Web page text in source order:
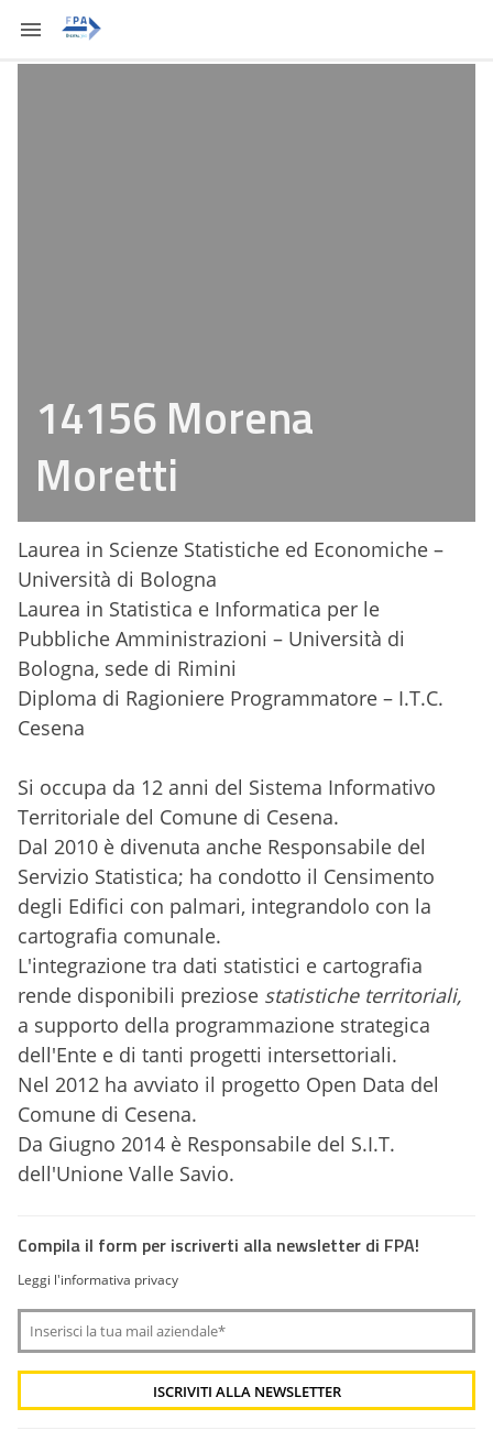
14156 Morena
Moretti
Laurea in Scienze Statistiche ed Economiche –
Università di Bologna
Laurea in Statistica e Informatica per le
Pubbliche Amministrazioni – Università di
Bologna, sede di Rimini
Diploma di Ragioniere Programmatore – I.T.C.
Cesena
Si occupa da 12 anni del Sistema Informativo
Territoriale del Comune di Cesena.
Dal 2010 è divenuta anche Responsabile del
Servizio Statistica; ha condotto il Censimento
degli Edifici con palmari, integrandolo con la
cartografia comunale.
L'integrazione tra dati statistici e cartografia
rende disponibili preziose statistiche territoriali,
a supporto della programmazione strategica
dell'Ente e di tanti progetti intersettoriali.
Nel 2012 ha avviato il progetto Open Data del
Comune di Cesena.
Da Giugno 2014 è Responsabile del S.I.T.
dell'Unione Valle Savio.
Compila il form per iscriverti alla newsletter di FPA!
Leggi l'informativa privacy